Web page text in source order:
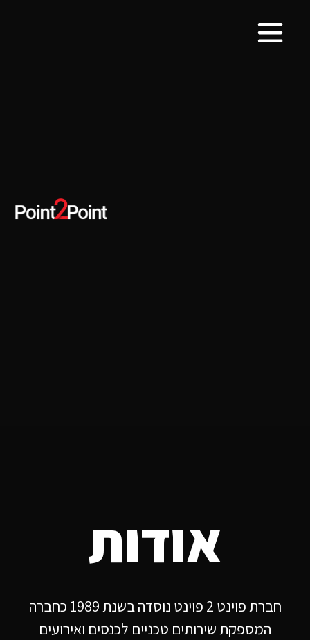
אודות
חברת פוינט 2 פוינט נוסדה בשנת 1989 כחברה
המספקת שירותים טכניים לכנסים ואירועים